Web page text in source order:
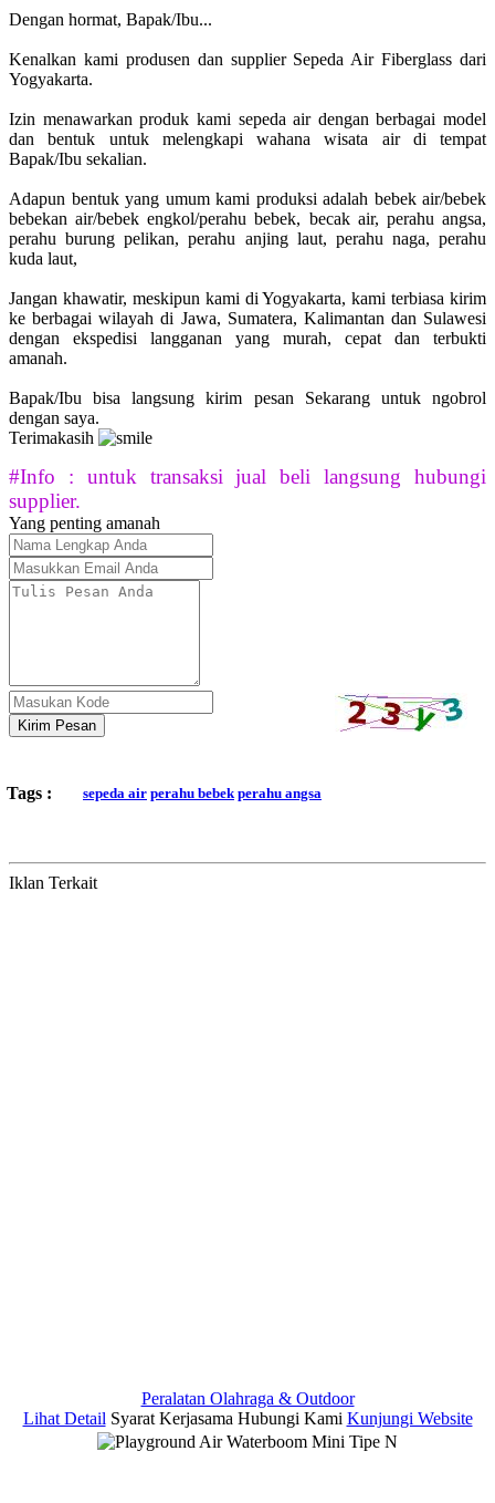
Dengan hormat, Bapak/Ibu...
Kenalkan kami produsen dan supplier Sepeda Air Fiberglass dari
Yogyakarta.
Izin menawarkan produk kami sepeda air dengan berbagai model
dan bentuk untuk melengkapi wahana wisata air di tempat
Bapak/Ibu sekalian.
Adapun bentuk yang umum kami produksi adalah bebek air/bebek
bebekan air/bebek engkol/perahu bebek, becak air, perahu angsa,
perahu burung pelikan, perahu anjing laut, perahu naga, perahu
kuda laut,
Jangan khawatir, meskipun kami di Yogyakarta, kami terbiasa kirim
ke berbagai wilayah di Jawa, Sumatera, Kalimantan dan Sulawesi
dengan ekspedisi langganan yang murah, cepat dan terbukti
amanah.
Bapak/Ibu bisa langsung kirim pesan Sekarang untuk ngobrol
dengan saya.
Terimakasih
#Info : untuk transaksi jual beli langsung hubungi
supplier.
Yang penting amanah
Kirim Pesan
Tags : sepeda air perahu bebek perahu angsa
Iklan Terkait
Peralatan Olahraga & Outdoor
Lihat Detail Syarat Kerjasama Hubungi Kami Kunjungi Website